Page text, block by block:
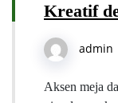
Kreatif
admin
Aksen meja